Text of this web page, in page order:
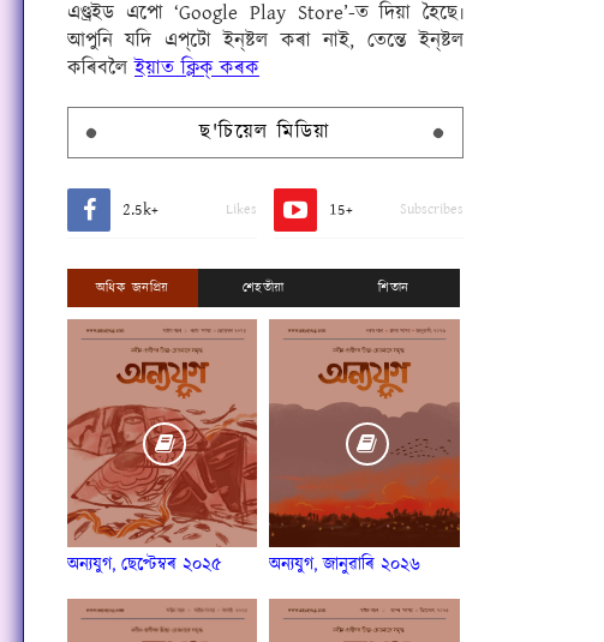
এণ্ড্ৰইড এপো ‘Google Play Store’-ত দিয়া হৈছে৷
আপুনি যদি এপ্‌টো ইন্‌ষ্টল কৰা নাই, তেন্তে ইন্‌ষ্টল
কৰিবলৈইয়াত ক্লিক্ কৰক
ছ'চিয়েল মিডিয়া
2.5k+ Likes 15+ Subscribes
অধিক জনপ্ৰিয় শেহতীয়া শিতান
অন্যযুগ, ছেপ্টেম্বৰ ২০২৫ অন্যযুগ, জানুৱাৰি ২০২৬